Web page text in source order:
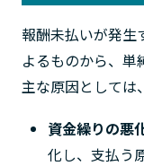
報酬未払いが発生
よるものから、単
主な原因としては
資金繰りの悪
化し、支払う